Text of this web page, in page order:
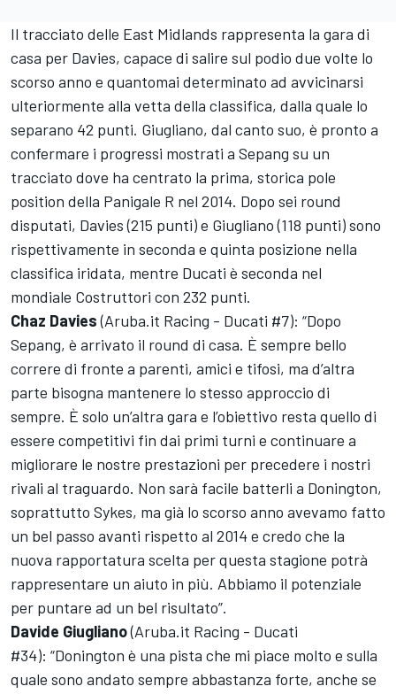
Il tracciato delle East Midlands rappresenta la gara di
casa per Davies, capace di salire sul podio due volte lo
scorso anno e quantomai determinato ad avvicinarsi
ulteriormente alla vetta della classifica, dalla quale lo
separano 42 punti. Giugliano, dal canto suo, è pronto a
confermare i progressi mostrati a Sepang su un
tracciato dove ha centrato la prima, storica pole
position della Panigale R nel 2014. Dopo sei round
disputati, Davies (215 punti) e Giugliano (118 punti) sono
rispettivamente in seconda e quinta posizione nella
classifica iridata, mentre Ducati è seconda nel
mondiale Costruttori con 232 punti.
Chaz Davies(Aruba.it Racing - Ducati #7): “Dopo
Sepang, è arrivato il round di casa. È sempre bello
correre di fronte a parenti, amici e tifosi, ma d’altra
parte bisogna mantenere lo stesso approccio di
sempre. È solo un’altra gara e l’obiettivo resta quello di
essere competitivi fin dai primi turni e continuare a
migliorare le nostre prestazioni per precedere i nostri
rivali al traguardo. Non sarà facile batterli a Donington,
soprattutto Sykes, ma già lo scorso anno avevamo fatto
un bel passo avanti rispetto al 2014 e credo che la
nuova rapportatura scelta per questa stagione potrà
rappresentare un aiuto in più. Abbiamo il potenziale
per puntare ad un bel risultato”.
Davide Giugliano(Aruba.it Racing - Ducati
#34): “Donington è una pista che mi piace molto e sulla
quale sono andato sempre abbastanza forte, anche se